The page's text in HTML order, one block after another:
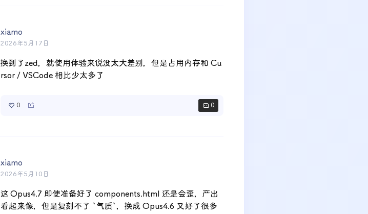
xiamo
2026年5月17日
换到了zed，就使用体验来说没太大差别，但是占用内存和 Cu
rsor / VSCode 相比少太多了
0 0
xiamo
2026年5月10日
这 Opus4.7 即使准备好了 components.html 还是会歪，产出
看起来像，但是复刻不了 `气质`，换成 Opus4.6 又好了很多